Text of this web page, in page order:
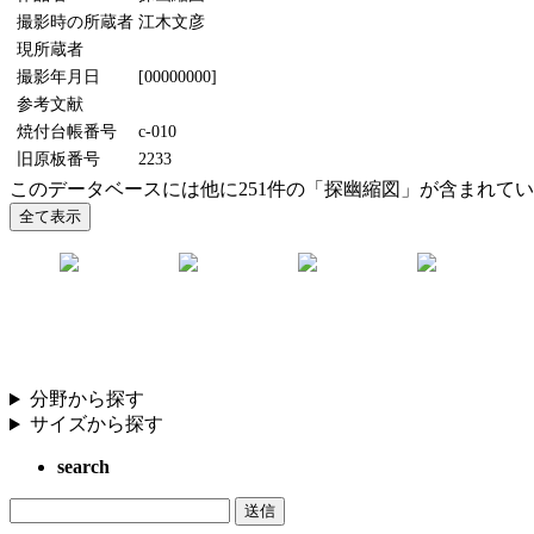
撮影時の所蔵者 江木文彦
現所蔵者
撮影年月日
[00000000]
参考文献
焼付台帳番号
c-010
旧原板番号
2233
このデータベースには他に251件の「探幽縮図」が含まれて
分野から探す
サイズから探す
search